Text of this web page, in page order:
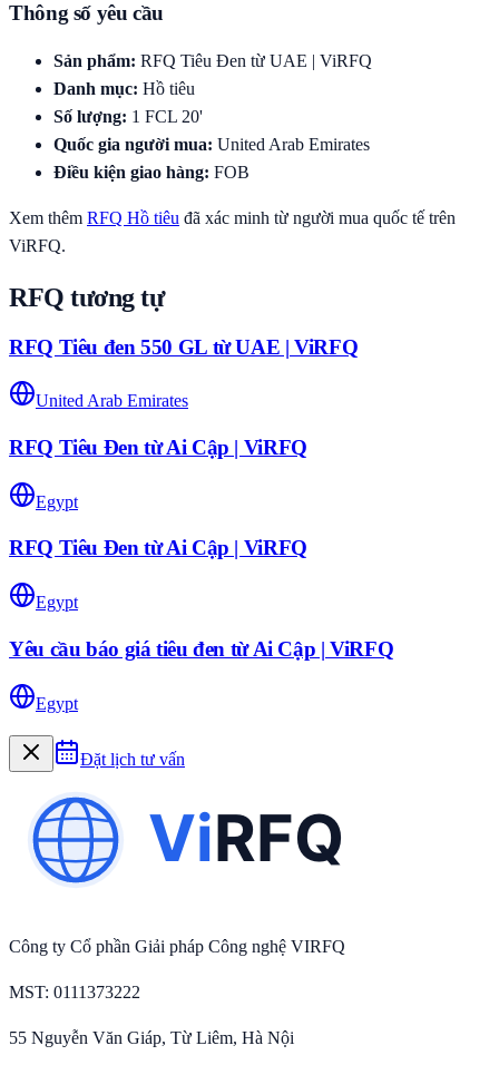
Thông số yêu cầu
Sản phẩm: RFQ Tiêu Đen từ UAE | ViRFQ
Danh mục: Hồ tiêu
Số lượng: 1 FCL 20'
Quốc gia người mua: United Arab Emirates
Điều kiện giao hàng: FOB
Xem thêm RFQ Hồ tiêu đã xác minh từ người mua quốc tế trên
ViRFQ.
RFQ tương tự
RFQ Tiêu đen 550 GL từ UAE | ViRFQ
United Arab Emirates
RFQ Tiêu Đen từ Ai Cập | ViRFQ
Egypt
RFQ Tiêu Đen từ Ai Cập | ViRFQ
Egypt
Yêu cầu báo giá tiêu đen từ Ai Cập | ViRFQ
Egypt
Đặt lịch tư vấn
Công ty Cổ phần Giải pháp Công nghệ VIRFQ
MST: 0111373222
55 Nguyễn Văn Giáp, Từ Liêm, Hà Nội